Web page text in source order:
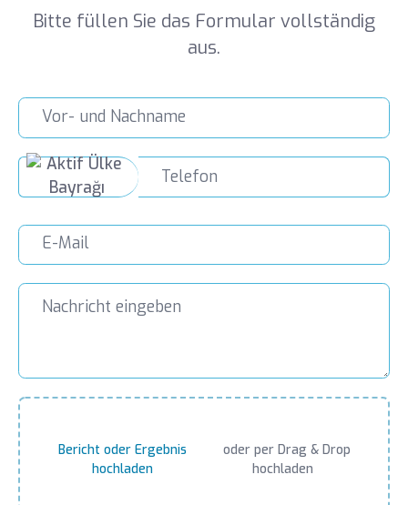
Bitte füllen Sie das Formular vollständig
aus.
Bericht oder Ergebnis
hochladen
oder per Drag & Drop
hochladen